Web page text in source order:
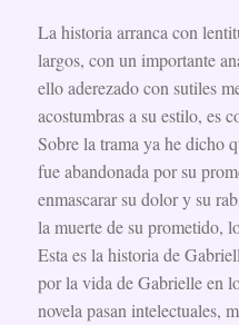
La historia arranca con
largos, con un importante
ello aderezado con sutiles
acostumbras a su estilo, es
Sobre la trama ya he dicho
fue abandonada por su
enmascarar su dolor y su
la muerte de su prometido,
Esta es la historia de
por la vida de Gabrielle en
novela pasan intelectuales,